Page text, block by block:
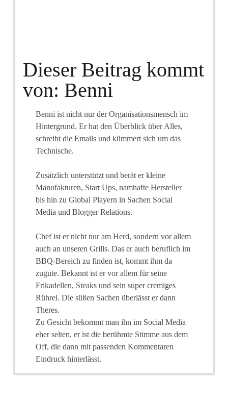
Dieser Beitrag kommt
von: Benni
Benni ist nicht nur der Organisationsmensch im
Hintergrund. Er hat den Überblick über Alles,
schreibt die Emails und kümmert sich um das
Technische.
Zusätzlich unterstützt und berät er kleine
Manufakturen, Start Ups, namhafte Hersteller
bis hin zu Global Playern in Sachen Social
Media und Blogger Relations.
Chef ist er nicht nur am Herd, sondern vor allem
auch an unseren Grills. Das er auch beruflich im
BBQ-Bereich zu finden ist, kommt ihm da
zugute. Bekannt ist er vor allem für seine
Frikadellen, Steaks und sein super cremiges
Rührei. Die süßen Sachen überlässt er dann
Theres.
Zu Gesicht bekommt man ihn im Social Media
eher selten, er ist die berühmte Stimme aus dem
Off, die dann mit passenden Kommentaren
Eindruck hinterlässt.